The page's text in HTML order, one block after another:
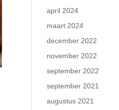
april 2024
maart 2024
december 2022
november 2022
september 2022
september 2021
augustus 2021